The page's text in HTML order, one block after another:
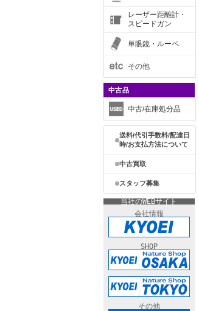
レーザー距離計・
スピードガン
単眼鏡・ルーペ
その他
中古品
中古/在庫処分品
送料/代引手数料/配達日
時/お支払方法について
中古買取
スタッフ募集
当社のWEBサイト
会社情報
SHOP
その他